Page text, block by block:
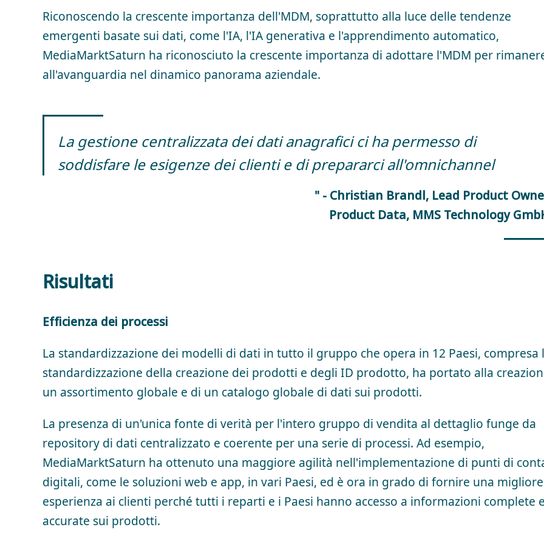
Riconoscendo la crescente importanza dell'MDM, soprattutto alla luce delle tendenze
emergenti basate sui dati, come l'IA, l'IA generativa e l'apprendimento automatico,
MediaMarktSaturn ha riconosciuto la crescente importanza di adottare l'MDM per
all'avanguardia nel dinamico panorama aziendale.
La gestione centralizzata dei dati anagrafici ci ha permesso di
soddisfare le esigenze dei clienti e di prepararci all'omnichannel
" - Christian Brandl, Lead Product
Product Data, MMS Technology
Risultati
Efficienza dei processi
La standardizzazione dei modelli di dati in tutto il gruppo che opera in 12 Paesi, compresa
standardizzazione della creazione dei prodotti e degli ID prodotto, ha portato alla
un assortimento globale e di un catalogo globale di dati sui prodotti.
La presenza di un'unica fonte di verità per l'intero gruppo di vendita al dettaglio funge da
repository di dati centralizzato e coerente per una serie di processi. Ad esempio,
MediaMarktSaturn ha ottenuto una maggiore agilità nell'implementazione di punti di
digitali, come le soluzioni web e app, in vari Paesi, ed è ora in grado di fornire una migliore
esperienza ai clienti perché tutti i reparti e i Paesi hanno accesso a informazioni complete e
accurate sui prodotti.